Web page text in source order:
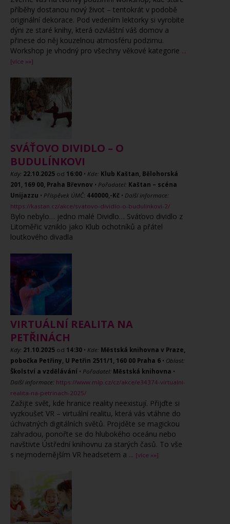
příběhy dostanou nový život – tentokrát v podobě
originální dekorace. Pod vedením lektorky si vyrobíte
dýni ze staré knihy, která ozvláštní váš domov a
přinese do něj kouzelnou atmosféru podzimu.
Workshop je vhodný pro všechny věkové kategorie ...
[více »»]
SVÁŤOVO DIVIDLO – O
BUDULÍNKOVI
Kdy: 22.10.2025 od 16:00 • Kde: Klub Kaštan, Bělohorská
201, 169 00, Praha Břevnov • Pořadatel: Kaštan – scéna
Unijazzu • Příspěvek ÚMČ: 440000,-Kč • Další informace:
https://kastan.cz/akce/svatovo-dividlo-o-budulinkovi-2/
Bylo nebylo… jedno malé Dividlo… Sváťovo dividlo z
Litoměřic vzniklo jako Klub ochotníků a přátel
loutkového divadla
VIRTUÁLNÍ REALITA NA
PETŘINÁCH
Kdy: 21.10.2025 od 14:30 • Kde: Městská knihovna v Praze,
pobočka Petřiny, U Petřin 2511/1, 160 00 Praha 6 • Oblast:
Školství a vzdělávání • Pořadatel: Městská knihovna •
Další informace: https://www.mlp.cz/cz/akce/e34374-virtualni-
realita-na-petrinach-2025/
Zažijte svět, kde hranice reality neexistují. Přijďte si
vyzkoušet VR – virtuální realitu, která vás vtáhne do
úchvatných digitálních světů. Projděte se magickou
zahradou, ponořte se do hlubokého oceánu nebo
navštivte Ústřední knihovnu za starých časů. To vše
s nejmodernějším VR headsetem a ... [více »»]